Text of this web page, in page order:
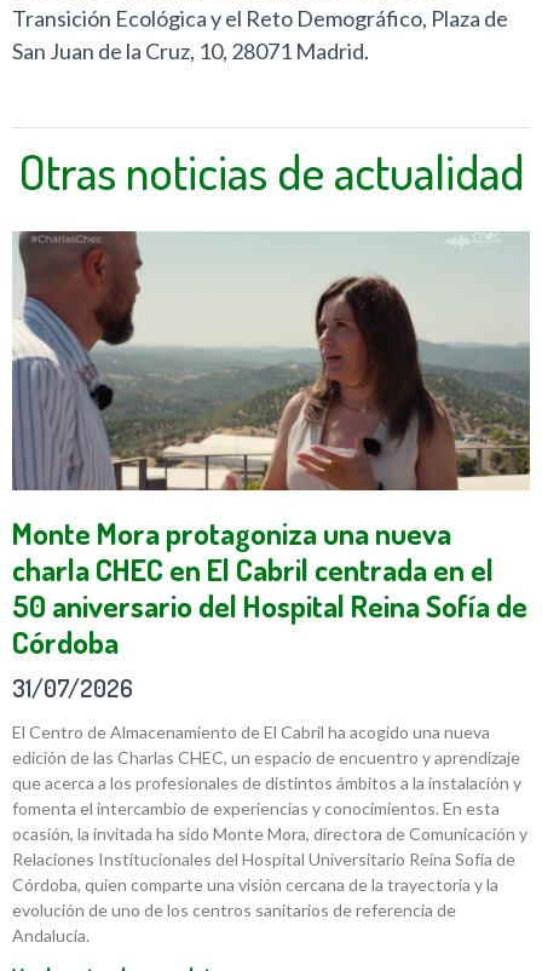
Transición Ecológica y el Reto Demográfico, Plaza de
San Juan de la Cruz, 10, 28071 Madrid.
Otras noticias de actualidad
Monte Mora protagoniza una nueva
charla CHEC en El Cabril centrada en el
50 aniversario del Hospital Reina Sofía de
Córdoba
31/07/2026
El Centro de Almacenamiento de El Cabril ha acogido una nueva
edición de las Charlas CHEC, un espacio de encuentro y aprendizaje
que acerca a los profesionales de distintos ámbitos a la instalación y
fomenta el intercambio de experiencias y conocimientos. En esta
ocasión, la invitada ha sido Monte Mora, directora de Comunicación y
Relaciones Institucionales del Hospital Universitario Reina Sofía de
Córdoba, quien comparte una visión cercana de la trayectoria y la
evolución de uno de los centros sanitarios de referencia de
Andalucía.